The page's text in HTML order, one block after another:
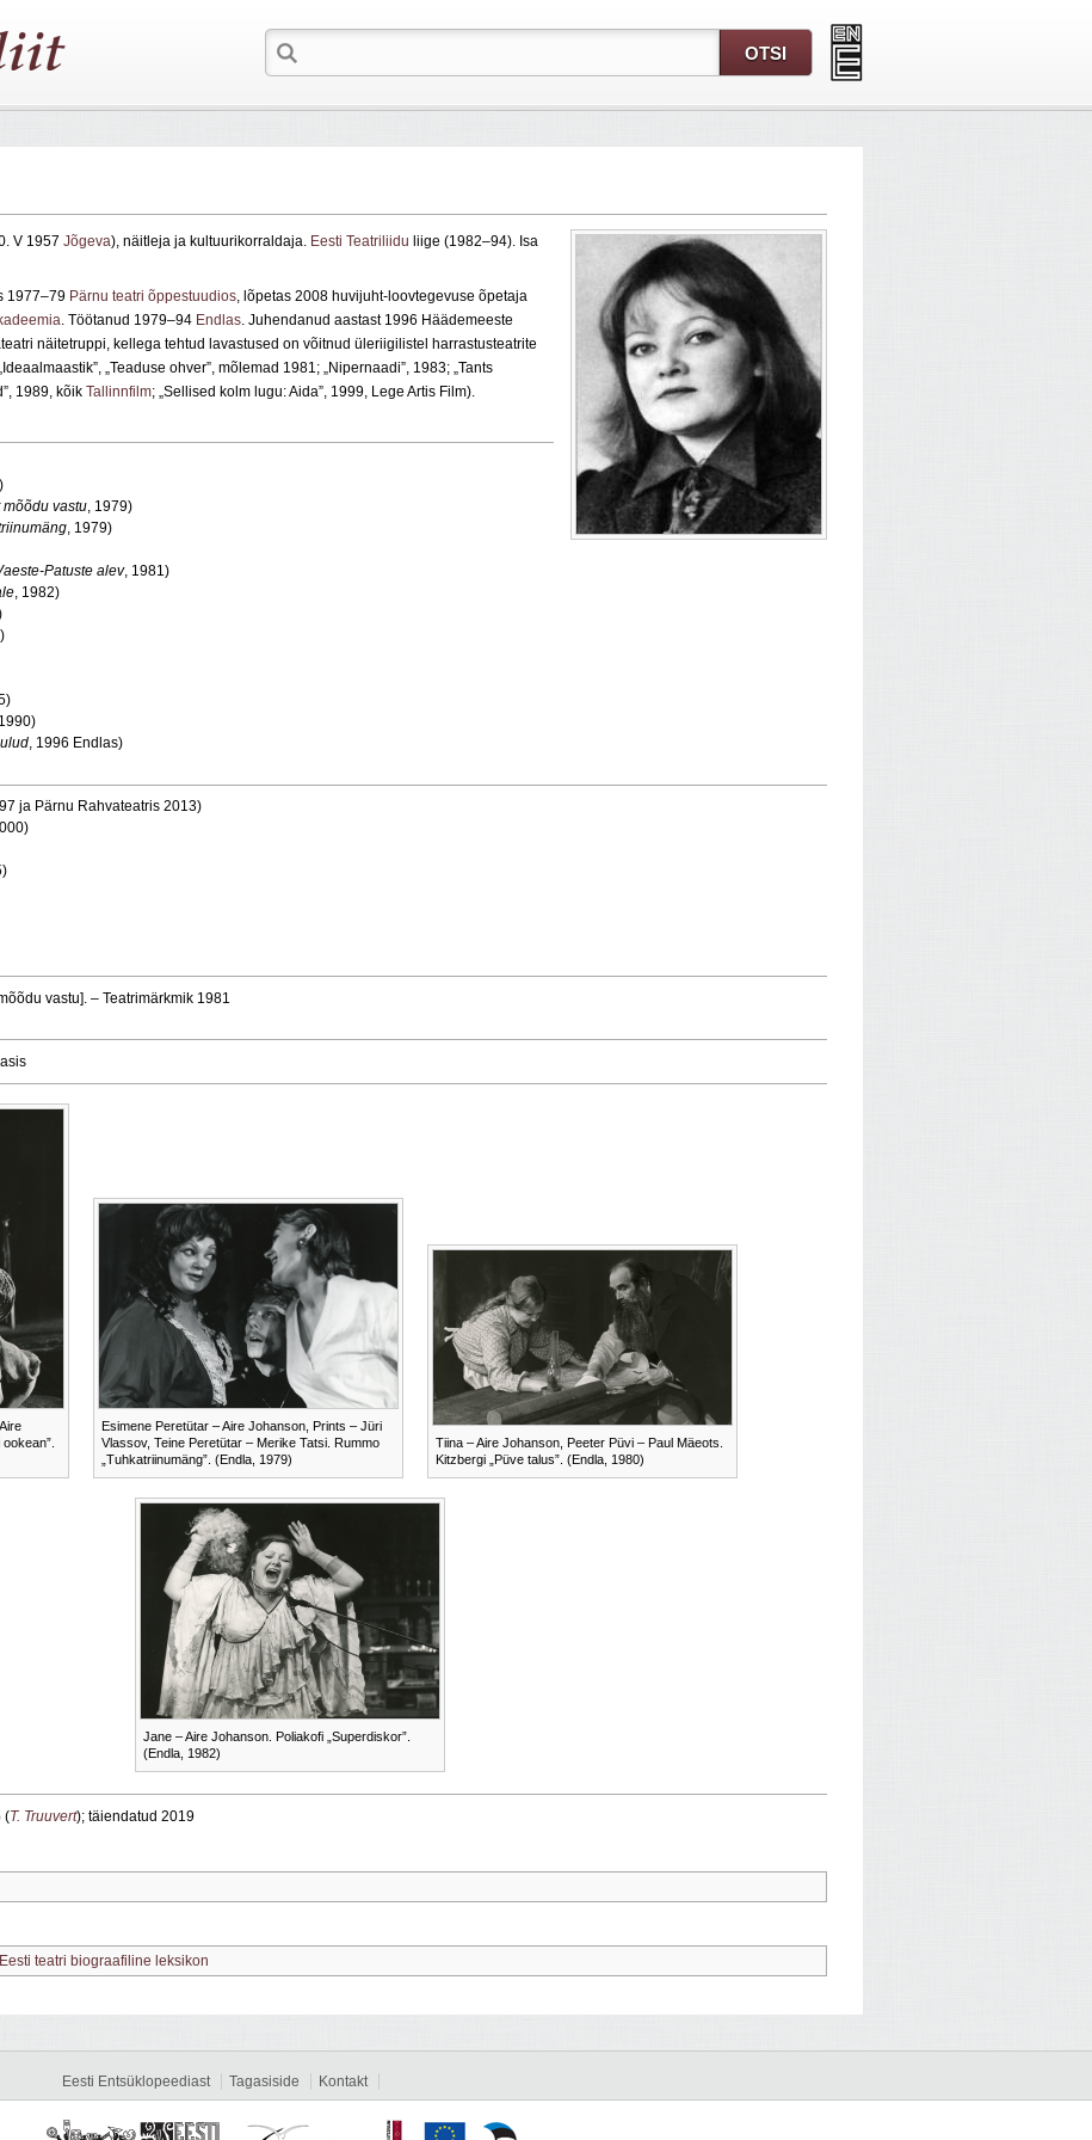
V 1957 Jõgeva), näitleja ja kultuurikorraldaja. Eesti Teatriliidu liige (1982–94). Isa
1977–79 Pärnu teatri õppestuudios, lõpetas 2008 huvijuht-loovtegevuse õpetaja
. Töötanud 1979–94 Endlas. Juhendanud aastast 1996 Häädemeeste
näitetruppi, kellega tehtud lavastused on võitnud üleriigilistel harrastusteatrite
„Teaduse ohver”, mõlemad 1981; „Nipernaadi”, 1983; „Tants
1989, kõik Tallinnfilm; „Sellised kolm lugu: Aida”, 1999, Lege Artis Film).
mõõdu vastu, 1979)
, 1979)
Patuste alev, 1981)
, 1982)
, 1996 Endlas)
ja Pärnu Rahvateatris 2013)
vastu]. – Teatrimärkmik 1981
Esimene Peretütar – Aire Johanson, Prints – Jüri
Vlassov, Teine Peretütar – Merike Tatsi. Rummo
„Tuhkatriinumäng”. (Endla, 1979)
Tiina – Aire Johanson, Peeter Püvi – Paul Mäeots.
Kitzbergi „Püve talus”. (Endla, 1980)
Jane – Aire Johanson. Poliakofi „Superdiskor”.
(Endla, 1982)
(T. Truuvert); täiendatud 2019
Eesti teatri biograafiline leksikon
Eesti Entsüklopeediast Tagasiside Kontakt